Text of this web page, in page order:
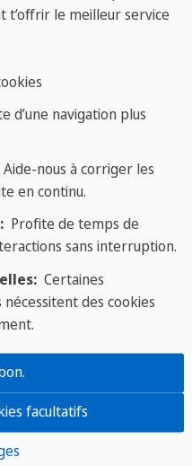
avec des
en bateau sur la
ville des lumières
la Tour Eiffel ou un
cabarets de Paris.
février est un jour que
etc., vous pouvez
pleine d'amour.
quel que soit votre
amis ou avec votre
à coup sûr. Et si vous
sont votre truc,
avec la recette des
t’offrir le meilleur service
d’une navigation plus
nous à corriger les
en continu.
Profite de temps de
sans interruption.
Certaines
des cookies
facultatifs